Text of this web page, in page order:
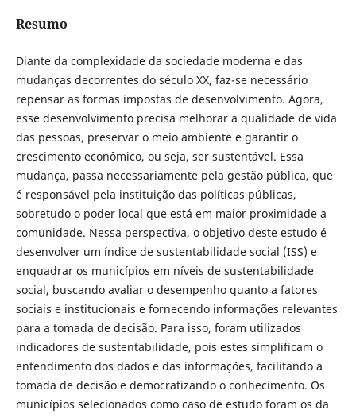
Resumo
Diante da complexidade da sociedade moderna e das
mudanças decorrentes do século XX, faz-se necessário
repensar as formas impostas de desenvolvimento. Agora,
esse desenvolvimento precisa melhorar a qualidade de vida
das pessoas, preservar o meio ambiente e garantir o
crescimento econômico, ou seja, ser sustentável. Essa
mudança, passa necessariamente pela gestão pública, que
é responsável pela instituição das políticas públicas,
sobretudo o poder local que está em maior proximidade a
comunidade. Nessa perspectiva, o objetivo deste estudo é
desenvolver um índice de sustentabilidade social (ISS) e
enquadrar os municípios em níveis de sustentabilidade
social, buscando avaliar o desempenho quanto a fatores
sociais e institucionais e fornecendo informações relevantes
para a tomada de decisão. Para isso, foram utilizados
indicadores de sustentabilidade, pois estes simplificam o
entendimento dos dados e das informações, facilitando a
tomada de decisão e democratizando o conhecimento. Os
municípios selecionados como caso de estudo foram os da